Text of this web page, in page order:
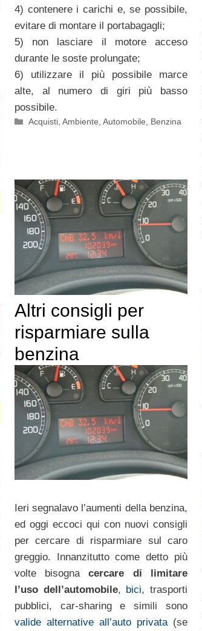
4) contenere i carichi e, se possibile,
evitare di montare il portabagagli;
5) non lasciare il motore acceso
durante le soste prolungate;
6) utilizzare il più possibile marce
alte, al numero di giri più basso
possibile.
Categorie
Acquisti,Ambiente,Automobile, Benzina
Altri consigli per
risparmiare sulla
benzina
Ieri segnalavo l’aumenti della benzina,
ed oggi eccoci qui con nuovi consigli
per cercare di risparmiare sul caro
greggio. Innanzitutto come detto più
volte bisognacercare di limitare
l’uso dell’automobile, bici, trasporti
pubblici, car-sharing e simili sono
valide alternative all’auto privata(se